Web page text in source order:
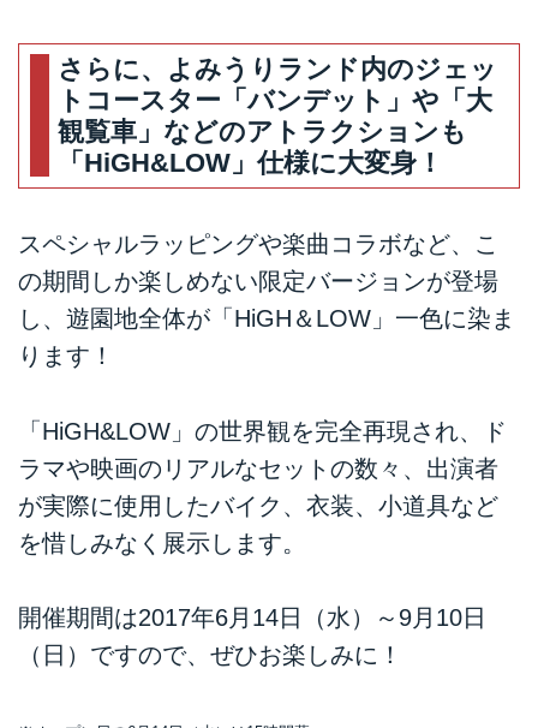
さらに、よみうりランド内のジェッ
トコースター「バンデット」や「大
観覧車」などのアトラクションも
「HiGH&LOW」仕様に大変身！
スペシャルラッピングや楽曲コラボなど、こ
の期間しか楽しめない限定バージョンが登場
し、遊園地全体が「HiGH＆LOW」一色に染ま
ります！
「HiGH&LOW」の世界観を完全再現され、ド
ラマや映画のリアルなセットの数々、出演者
が実際に使用したバイク、衣装、小道具など
を惜しみなく展示します。
開催期間は2017年6月14日（水）～9月10日
（日）ですので、ぜひお楽しみに！